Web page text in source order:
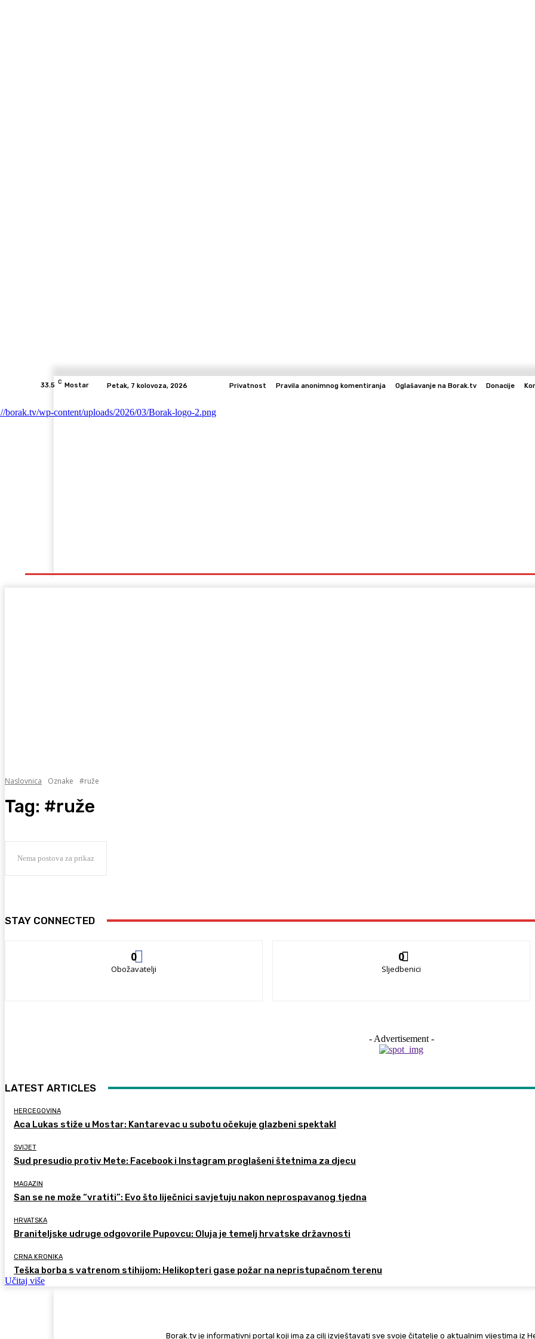
33.5 C Mostar Petak, 7 kolovoza, 2026 Privatnost Pravila anonimnog komentiranja Oglašavanje na Borak.tv Donacije
Naslovnica Oznake #ruže
Tag: #ruže
Nema postova za prikaz
STAY CONNECTED
0
Obožavatelji
0
Sljedbenici
- Advertisement -
LATEST ARTICLES
HERCEGOVINA
Aca Lukas stiže u Mostar: Kantarevac u subotu očekuje glazbeni spektakl
SVIJET
Sud presudio protiv Mete: Facebook i Instagram proglašeni štetnima za djecu
MAGAZIN
San se ne može “vratiti”: Evo što liječnici savjetuju nakon neprospavanog tjedna
HRVATSKA
Braniteljske udruge odgovorile Pupovcu: Oluja je temelj hrvatske državnosti
CRNA KRONIKA
Teška borba s vatrenom stihijom: Helikopteri gase požar na nepristupačnom terenu
Učitaj više
Borak.tv je informativni portal koji ima za cilj izvještavati sve svoje čitatelje o aktualnim vijestima iz